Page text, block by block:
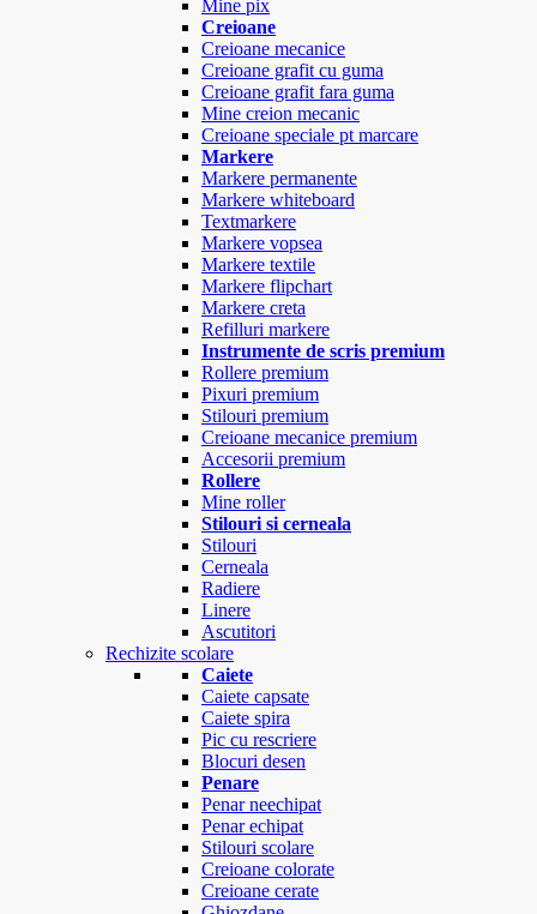
Mine pix
Creioane
Creioane mecanice
Creioane grafit cu guma
Creioane grafit fara guma
Mine creion mecanic
Creioane speciale pt marcare
Markere
Markere permanente
Markere whiteboard
Textmarkere
Markere vopsea
Markere textile
Markere flipchart
Markere creta
Refilluri markere
Instrumente de scris premium
Rollere premium
Pixuri premium
Stilouri premium
Creioane mecanice premium
Accesorii premium
Rollere
Mine roller
Stilouri si cerneala
Stilouri
Cerneala
Radiere
Linere
Ascutitori
Rechizite scolare
Caiete
Caiete capsate
Caiete spira
Pic cu rescriere
Blocuri desen
Penare
Penar neechipat
Penar echipat
Stilouri scolare
Creioane colorate
Creioane cerate